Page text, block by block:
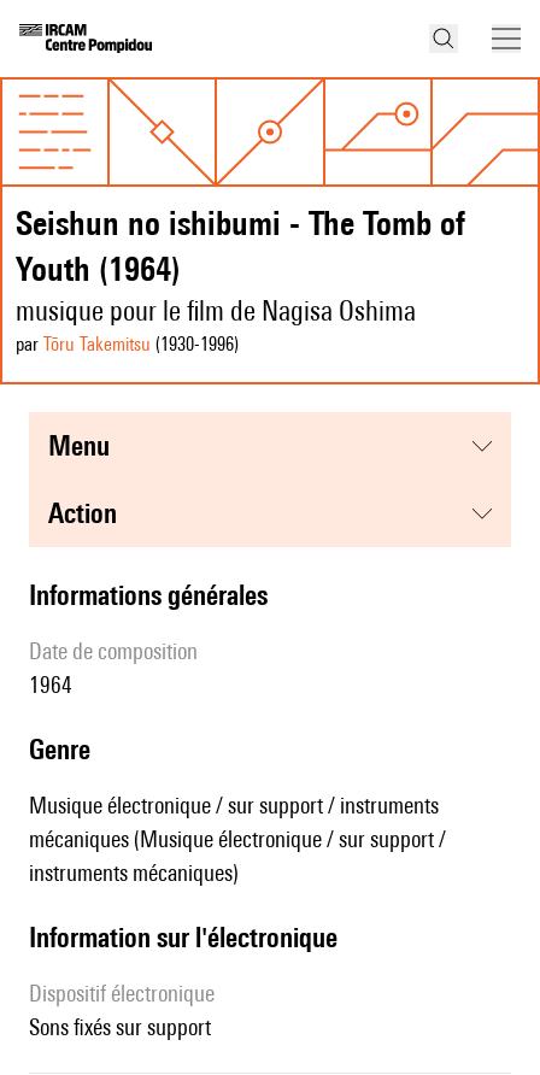
Seishun no ishibumi - The Tomb of
Youth (1964)
musique pour le film de Nagisa Oshima
par Tōru Takemitsu (1930-1996)
menu
action
informations générales
date de composition
1964
genre
Musique électronique / sur support / instruments
mécaniques (Musique électronique / sur support /
instruments mécaniques)
Information sur l'électronique
Dispositif électronique
sons fixés sur support